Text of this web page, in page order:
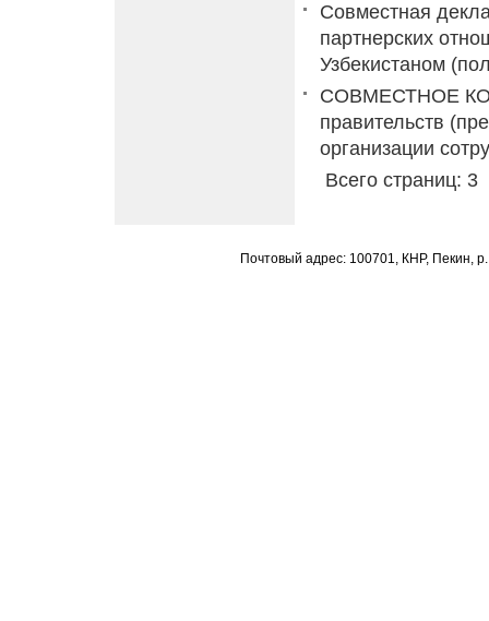
Совместная
партнерских
Узбекистаном
СОВМЕСТНОЕ
правительств
организации
Всего страниц:
Почтовый адрес: 100701, КНР, Пекин,